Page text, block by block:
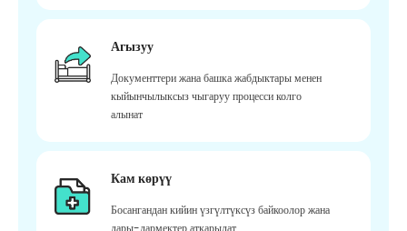
Агызуу
Документтери жана башка жабдыктары менен
кыйынчылыксыз чыгаруу процесси колго
алынат
Кам көрүү
Босангандан кийин үзгүлтүксүз байкоолор жана
дары-дармектер аткарылат